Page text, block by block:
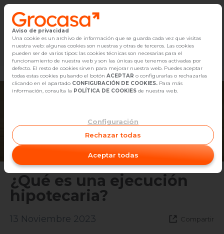
Vender
Buscar Inmuebles
Alquiler
Empleo
Oficinas
Contacto
Marketplace Empleo Diseño Reforma
¿Qué es una ejecución
hipotecaria?
13 Noviembre 2023 Compartir
Aviso de privacidad
Una cookie es un archivo de información que se guarda cada vez que visitas
nuestra web: algunas cookies son nuestras y otras de terceros. Las cookies
pueden ser de varios tipos: las cookies técnicas son necesarias para el
funcionamiento de nuestra web y son las únicas que tenemos activadas por
defecto. El resto de cookies sirven para mejorar nuestra web. Puedes aceptar
todas estas cookies pulsando el botón ACEPTAR o configurarlas o rechazarlas
clicando en el apartado CONFIGURACIÓN DE COOKIES. Para más
información, consulta la POLÍTICA DE COOKIES de nuestra web.
Configuración
Rechazar todas
Aceptar todas